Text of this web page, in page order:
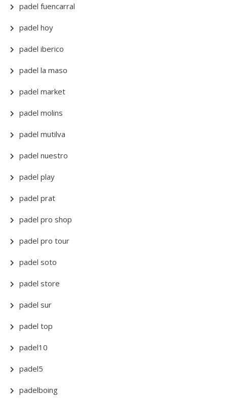
padel fuencarral
padel hoy
padel iberico
padel la maso
padel market
padel molins
padel mutilva
padel nuestro
padel play
padel prat
padel pro shop
padel pro tour
padel soto
padel store
padel sur
padel top
padel10
padel5
padelboing